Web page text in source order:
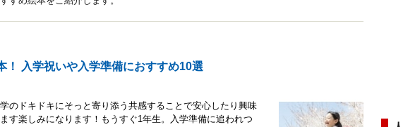
！ 入学祝いや入学準備におすすめ10選
のドキドキにそっと寄り添う共感することで安心したり興味
す楽しみになります！もうすぐ1年生。入学準備に追われつ